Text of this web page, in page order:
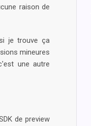
raison de
je trouve ça
mineures
une autre
de preview